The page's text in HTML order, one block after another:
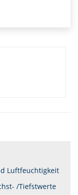
Luftfeuchtigkeit
/Tiefstwerte